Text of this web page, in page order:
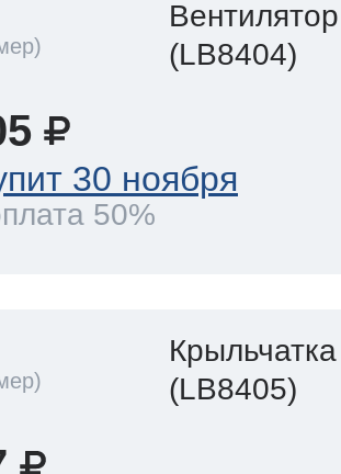
Вентилятор
(LB8404)
30 ноября
50%
(LB8405)